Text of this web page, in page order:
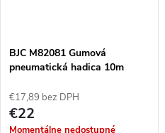
BJC M82081 Gumová
pneumatická hadica 10m
€17,89 bez DPH
€22
Momentálne nedostupné